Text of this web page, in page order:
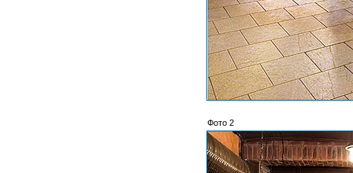
Фото 2